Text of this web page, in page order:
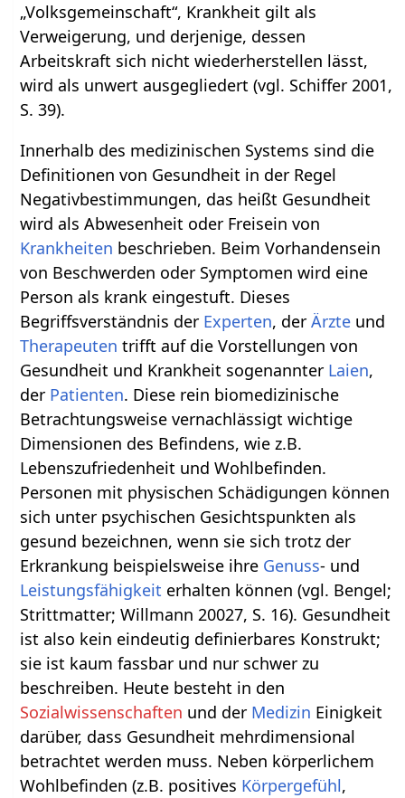
„Volksgemeinschaft“, Krankheit gilt als
Verweigerung, und derjenige, dessen
Arbeitskraft sich nicht wiederherstellen lässt,
wird als unwert ausgegliedert (vgl. Schiffer 2001,
S. 39).
Innerhalb des medizinischen Systems sind die
Definitionen von Gesundheit in der Regel
Negativbestimmungen, das heißt Gesundheit
wird als Abwesenheit oder Freisein von
Krankheiten beschrieben. Beim Vorhandensein
von Beschwerden oder Symptomen wird eine
Person als krank eingestuft. Dieses
Begriffsverständnis der Experten, derÄrzte und
Therapeuten trifft auf die Vorstellungen von
Gesundheit und Krankheit sogenannter Laien,
der Patienten. Diese rein biomedizinische
Betrachtungsweise vernachlässigt wichtige
Dimensionen des Befindens, wie z.B.
Lebenszufriedenheit und Wohlbefinden.
Personen mit physischen Schädigungen können
sich unter psychischen Gesichtspunkten als
gesund bezeichnen, wenn sie sich trotz der
Erkrankung beispielsweise ihre Genuss- und
Leistungsfähigkeit erhalten können (vgl. Bengel;
Strittmatter; Willmann 20027, S. 16). Gesundheit
ist also kein eindeutig definierbares Konstrukt;
sie ist kaum fassbar und nur schwer zu
beschreiben. Heute besteht in den
Sozialwissenschaften und der Medizin Einigkeit
darüber, dass Gesundheit mehrdimensional
betrachtet werden muss. Neben körperlichem
Wohlbefinden (z.B. positives Körpergefühl,